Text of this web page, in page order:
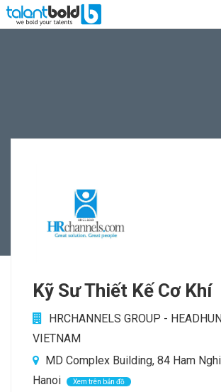
Kỹ Sư Thiết Kế Cơ Khí
HRCHANNELS GROUP -
VIETNAM
MD Complex Building, 84 Ham
Hanoi
Xem trên bản đồ